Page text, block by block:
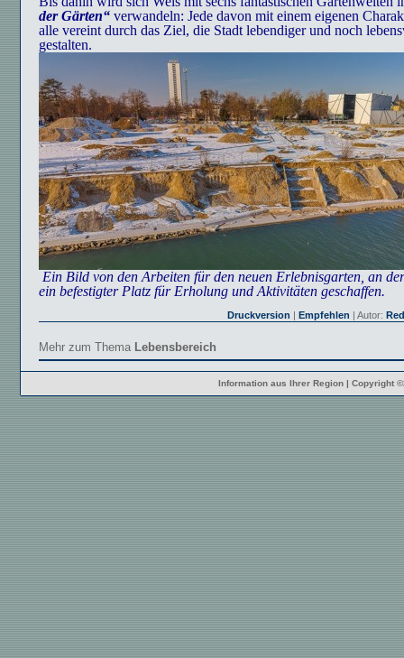
der Gärten“ verwandeln: Jede davon mit einem eigenen
alle vereint durch das Ziel, die Stadt lebendiger und noch
gestalten.
Ein Bild von den Arbeiten für den neuen Erlebnisgarten, an
ein befestigter Platz für Erholung und Aktivitäten geschaffen.
Druckversion | Empfehlen | Autor:
Mehr zum Thema Lebensbereich
Information aus Ihrer Region | Copyright